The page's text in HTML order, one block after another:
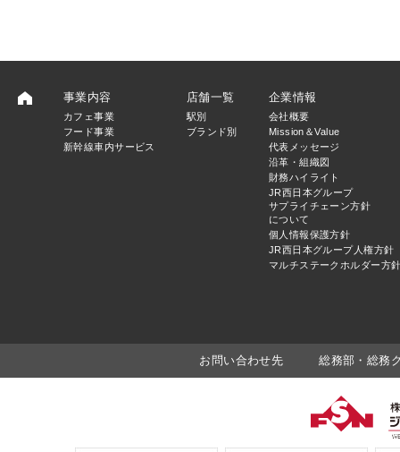
事業内容
カフェ事業
フード事業
新幹線車内サービス
店舗一覧
駅別
ブランド別
企業情報
会社概要
Mission＆Value
代表メッセージ
沿革・組織図
財務ハイライト
JR西日本グループ
サプライチェーン方針
について
個人情報保護方針
JR西日本グループ人権方針
マルチステークホルダー方
お問い合わせ先 総務部・総務